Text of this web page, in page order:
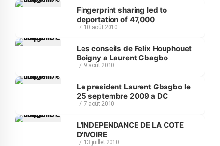
Fingerprint sharing led to
deportation of 47,000
10 août 2010
Les conseils de Felix Houphouet
Boigny a Laurent Gbagbo
9 août 2010
Le president Laurent Gbagbo le
25 septembre 2009 a DC
7 août 2010
L'INDEPENDANCE DE LA COTE
D'IVOIRE
13 juillet 2010